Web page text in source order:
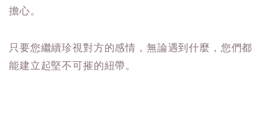
擔心。
只要您繼續珍視對方的感情，無論遇到什麼，您們都
能建立起堅不可摧的紐帶。